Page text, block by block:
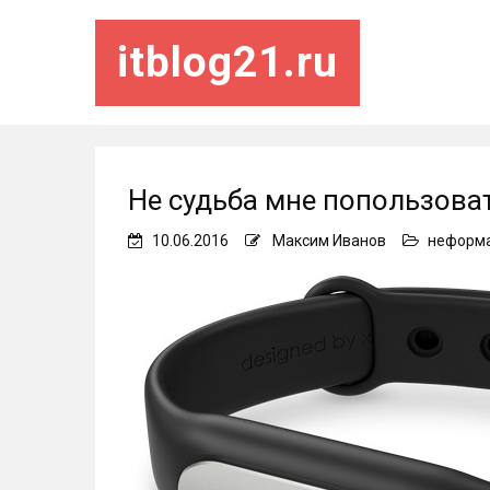
itblog21.ru
Не судьба мне
10.06.2016 Максим Иванов